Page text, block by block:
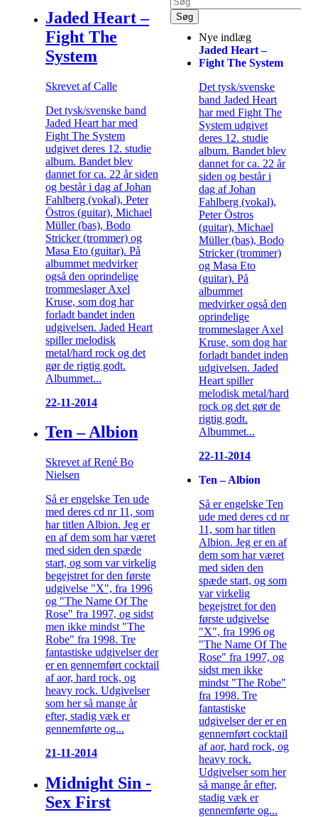
Jaded Heart –
Fight The
System
Skrevet af Calle
Det tysk/svenske band
Jaded Heart har med
Fight The System
udgivet deres 12. studie
album. Bandet blev
dannet for ca. 22 år siden
og består i dag af Johan
Fahlberg (vokal), Peter
Östros (guitar), Michael
Müller (bas), Bodo
Stricker (trommer) og
Masa Eto (guitar). På
albummet medvirker
også den oprindelige
trommeslager Axel
Kruse, som dog har
forladt bandet inden
udgivelsen. Jaded Heart
spiller melodisk
metal/hard rock og det
gør de rigtig godt.
Albummet...
22-11-2014
Ten – Albion
Skrevet af René Bo
Nielsen
Så er engelske Ten ude
med deres cd nr 11, som
har titlen Albion. Jeg er
en af dem som har været
med siden den spæde
start, og som var virkelig
begejstret for den første
udgivelse "X", fra 1996
og "The Name Of The
Rose" fra 1997, og sidst
men ikke mindst "The
Robe" fra 1998. Tre
fantastiske udgivelser der
er en gennemført cocktail
af aor, hard rock, og
heavy rock. Udgivelser
som her så mange år
efter, stadig væk er
gennemførte og...
21-11-2014
Midnight Sin -
Sex First
Nye indlæg
Jaded Heart –
Fight The System
Det tysk/svenske
band Jaded Heart
har med Fight The
System udgivet
deres 12. studie
album. Bandet blev
dannet for ca. 22 år
siden og består i
dag af Johan
Fahlberg (vokal),
Peter Östros
(guitar), Michael
Müller (bas), Bodo
Stricker (trommer)
og Masa Eto
(guitar). På
albummet
medvirker også den
oprindelige
trommeslager Axel
Kruse, som dog har
forladt bandet inden
udgivelsen. Jaded
Heart spiller
melodisk metal/hard
rock og det gør de
rigtig godt.
Albummet...
22-11-2014
Ten – Albion
Så er engelske Ten
ude med deres cd nr
11, som har titlen
Albion. Jeg er en af
dem som har været
med siden den
spæde start, og som
var virkelig
begejstret for den
første udgivelse
"X", fra 1996 og
"The Name Of The
Rose" fra 1997, og
sidst men ikke
mindst "The Robe"
fra 1998. Tre
fantastiske
udgivelser der er en
gennemført cocktail
af aor, hard rock, og
heavy rock.
Udgivelser som her
så mange år efter,
stadig væk er
gennemførte og...